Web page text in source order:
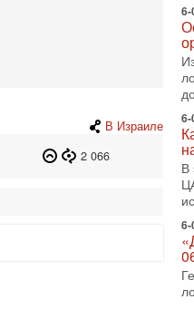
В Израиле
2 066
6-
6-
В
6-